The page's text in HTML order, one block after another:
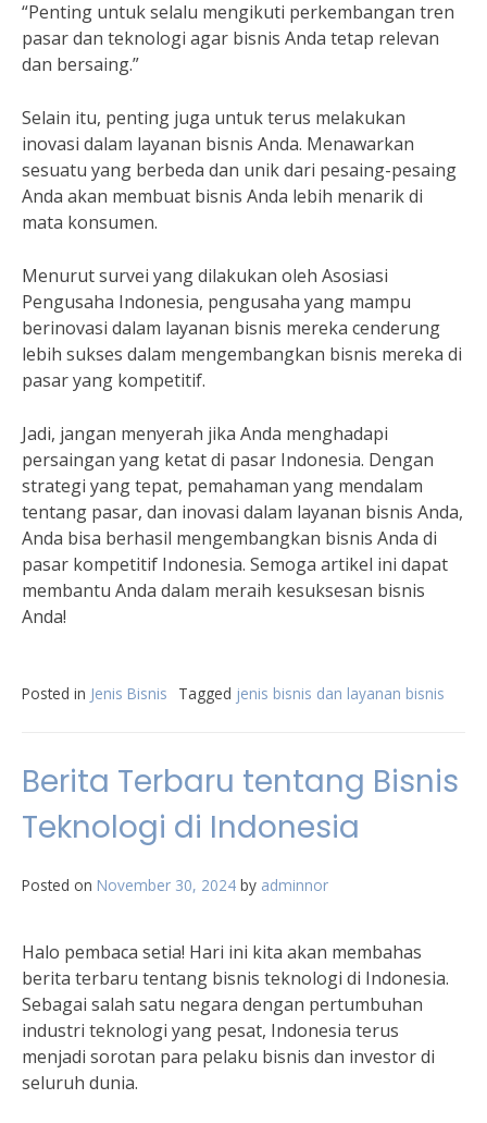
“Penting untuk selalu mengikuti perkembangan tren
pasar dan teknologi agar bisnis Anda tetap relevan
dan bersaing.”
Selain itu, penting juga untuk terus melakukan
inovasi dalam layanan bisnis Anda. Menawarkan
sesuatu yang berbeda dan unik dari pesaing-pesaing
Anda akan membuat bisnis Anda lebih menarik di
mata konsumen.
Menurut survei yang dilakukan oleh Asosiasi
Pengusaha Indonesia, pengusaha yang mampu
berinovasi dalam layanan bisnis mereka cenderung
lebih sukses dalam mengembangkan bisnis mereka di
pasar yang kompetitif.
Jadi, jangan menyerah jika Anda menghadapi
persaingan yang ketat di pasar Indonesia. Dengan
strategi yang tepat, pemahaman yang mendalam
tentang pasar, dan inovasi dalam layanan bisnis Anda,
Anda bisa berhasil mengembangkan bisnis Anda di
pasar kompetitif Indonesia. Semoga artikel ini dapat
membantu Anda dalam meraih kesuksesan bisnis
Anda!
Posted in Jenis Bisnis Tagged jenis bisnis dan layanan bisnis
Berita Terbaru tentang Bisnis
Teknologi di Indonesia
Posted on November 30, 2024 by adminnor
Halo pembaca setia! Hari ini kita akan membahas
berita terbaru tentang bisnis teknologi di Indonesia.
Sebagai salah satu negara dengan pertumbuhan
industri teknologi yang pesat, Indonesia terus
menjadi sorotan para pelaku bisnis dan investor di
seluruh dunia.